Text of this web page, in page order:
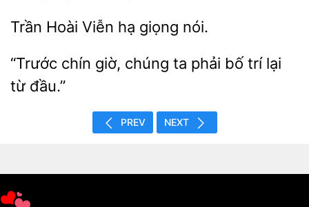
Hoài giọng nói.
chín giờ,
ta phải bố trí lại
từ
PREV NEXT